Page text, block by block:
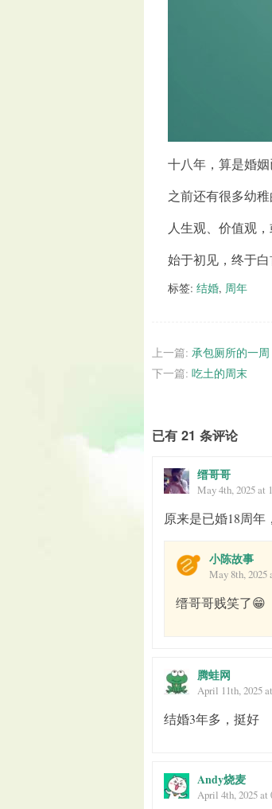
十八年，算是婚姻
之前还有很多幼
人生观、价值观
始于初见，终于白
标签: 结婚, 周年
上一篇: 承包厕所的一周
下一篇: 吃土的周末
已有 21 条评论
缙哥哥
May 4th, 2025 at
原来是已婚18周
小陈故事
May 8th, 2025
缙哥哥贱笑了😁
腾蛙网
April 11th, 2025
结婚3年多，挺好
Andy烧麦
April 4th, 2025 at